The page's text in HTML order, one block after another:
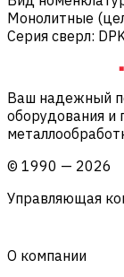
Монолитные
Серия сверл:
Ваш надежный
оборудования и
© 1990 — 2026
Управляющая
О компании